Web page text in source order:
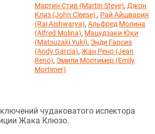
Мартин Стив (Martin Steve), Джон
Клиз (John Cleese) , Рай Айшвария
(Rai Aishwarya),Альфред Молина
(Alfred Molina), Мацудзаки Юки
(Matsuzaki Yuki), Энди Гарсиа
(Andy Garcia),Жан Рено (Jean
Reno), Эмили Мортимер (Emily
Mortimer)
чудаковатого испектора
Жака Клюзо.